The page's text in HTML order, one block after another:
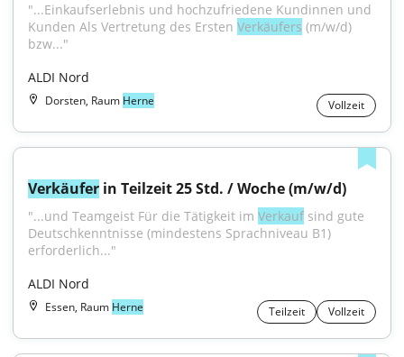
"...Einkaufserlebnis und hochzufriedene Kundinnen und
Kunden Als Vertretung des Ersten Verkäufers (m/w/d)
bzw..."
ALDI Nord
Dorsten, Raum Herne Vollzeit
Verkäufer in Teilzeit 25 Std. / Woche (m/w/d)
"...und Teamgeist Für die Tätigkeit im Verkauf sind gute
Deutschkenntnisse (mindestens Sprachniveau B1)
erforderlich..."
ALDI Nord
Essen, Raum Herne Teilzeit Vollzeit